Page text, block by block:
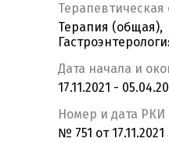
Терапевтическая
Терапия (общая),
Дата начала и
17.11.2021 -
Номер и дата РКИ
№ 751 от 17.11.2021